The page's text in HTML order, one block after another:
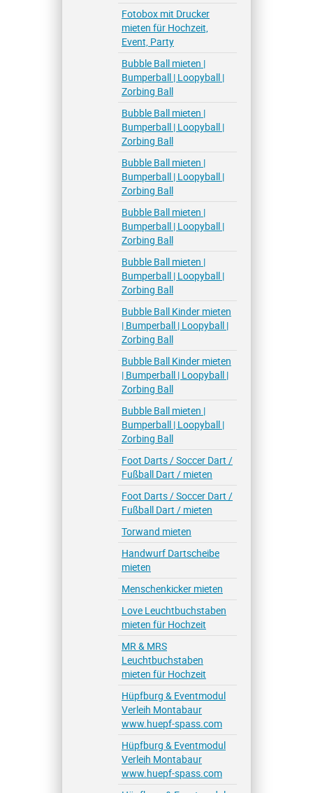
Fotobox mit Drucker
mieten für Hochzeit,
Event, Party
Bubble Ball mieten |
Bumperball | Loopyball |
Zorbing Ball
Bubble Ball mieten |
Bumperball | Loopyball |
Zorbing Ball
Bubble Ball mieten |
Bumperball | Loopyball |
Zorbing Ball
Bubble Ball mieten |
Bumperball | Loopyball |
Zorbing Ball
Bubble Ball mieten |
Bumperball | Loopyball |
Zorbing Ball
Bubble Ball Kinder mieten
| Bumperball | Loopyball |
Zorbing Ball
Bubble Ball Kinder mieten
| Bumperball | Loopyball |
Zorbing Ball
Bubble Ball mieten |
Bumperball | Loopyball |
Zorbing Ball
Foot Darts / Soccer Dart /
Fußball Dart / mieten
Foot Darts / Soccer Dart /
Fußball Dart / mieten
Torwand mieten
Handwurf Dartscheibe
mieten
Menschenkicker mieten
Love Leuchtbuchstaben
mieten für Hochzeit
MR & MRS
Leuchtbuchstaben
mieten für Hochzeit
Hüpfburg & Eventmodul
Verleih Montabaur
www.huepf-spass.com
Hüpfburg & Eventmodul
Verleih Montabaur
www.huepf-spass.com